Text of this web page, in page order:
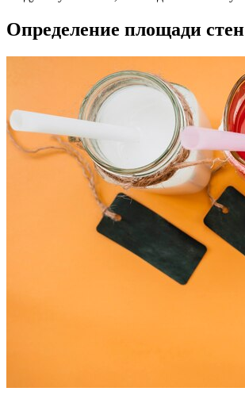
Определение площади стен